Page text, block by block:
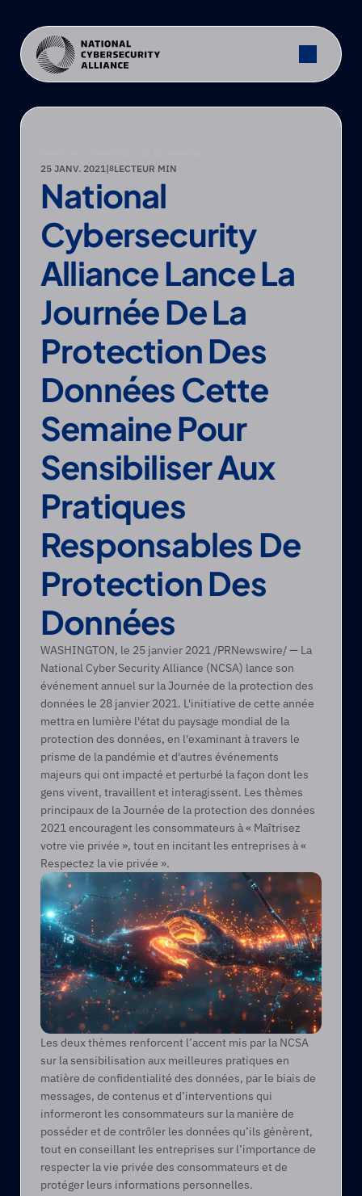
25 JANV. 2021|8LECTEUR MIN
National
Cybersecurity
Alliance Lance La
Journée De La
Protection Des
Données Cette
Semaine Pour
Sensibiliser Aux
Pratiques
Responsables De
Protection Des
Données
WASHINGTON, le 25 janvier 2021 /PRNewswire/ — La
National Cyber Security Alliance (NCSA) lance son
événement annuel sur la Journée de la protection des
données le 28 janvier 2021. L'initiative de cette année
mettra en lumière l'état du paysage mondial de la
protection des données, en l'examinant à travers le
prisme de la pandémie et d'autres événements
majeurs qui ont impacté et perturbé la façon dont les
gens vivent, travaillent et interagissent. Les thèmes
principaux de la Journée de la protection des données
2021 encouragent les consommateurs à « Maîtrisez
votre vie privée », tout en incitant les entreprises à «
Respectez la vie privée ».
Les deux thèmes renforcent l’accent mis par la NCSA
sur la sensibilisation aux meilleures pratiques en
matière de confidentialité des données, par le biais de
messages, de contenus et d’interventions qui
informeront les consommateurs sur la manière de
posséder et de contrôler les données qu’ils génèrent,
tout en conseillant les entreprises sur l’importance de
respecter la vie privée des consommateurs et de
protéger leurs informations personnelles.